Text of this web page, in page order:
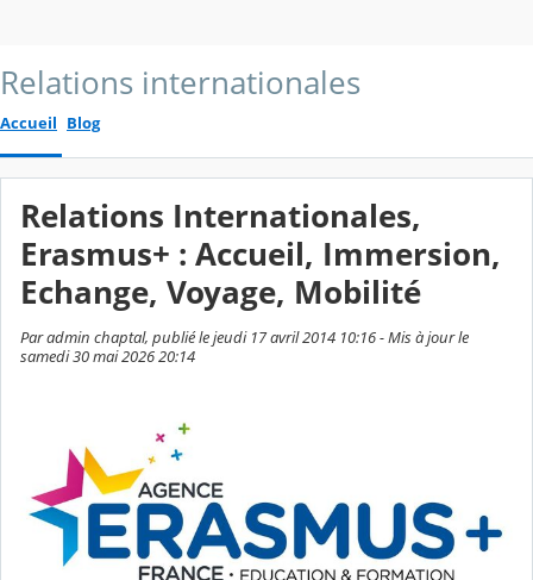
Relations internationales
Accueil Blog
Relations Internationales,
Erasmus+ : Accueil, Immersion,
Echange, Voyage, Mobilité
Par admin chaptal, publié le jeudi 17 avril 2014 10:16 - Mis à jour le
samedi 30 mai 2026 20:14